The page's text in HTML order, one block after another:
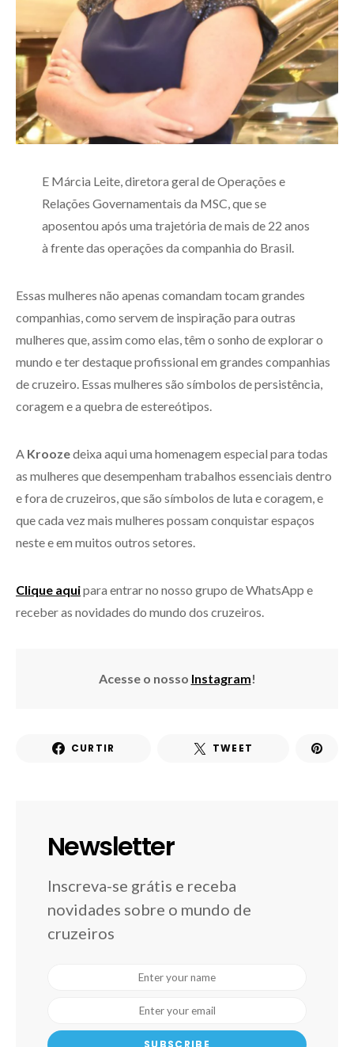
E Márcia Leite, diretora geral de Operações e
Relações Governamentais da MSC, que se
aposentou após uma trajetória de mais de 22 anos
à frente das operações da companhia do Brasil.
Essas mulheres não apenas comandam tocam grandes
companhias, como servem de inspiração para outras
mulheres que, assim como elas, têm o sonho de explorar o
mundo e ter destaque profissional em grandes companhias
de cruzeiro. Essas mulheres são símbolos de persistência,
coragem e a quebra de estereótipos.
A Kroozedeixa aqui uma homenagem especial para todas
as mulheres que desempenham trabalhos essenciais dentro
e fora de cruzeiros, que são símbolos de luta e coragem, e
que cada vez mais mulheres possam conquistar espaços
neste e em muitos outros setores.
Clique aquipara entrar no nosso grupo de WhatsApp e
receber as novidades do mundo dos cruzeiros.
Acesse o nosso Instagram!
CURTIR TWEET
Newsletter
Inscreva-se grátis e receba
novidades sobre o mundo de
cruzeiros
SUBSCRIBE